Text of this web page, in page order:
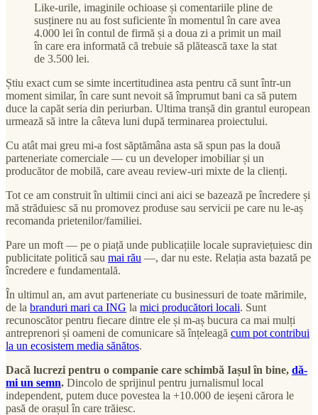
Like-urile, imaginile ochioase și comentariile pline de
susținere nu au fost suficiente în momentul în care avea
4.000 lei în contul de firmă și a doua zi a primit un mail
în care era informată că trebuie să plătească taxe la stat
de 3.500 lei.
Știu exact cum se simte incertitudinea asta pentru că sunt într-un
moment similar, în care sunt nevoit să împrumut bani ca să putem
duce la capăt seria din periurban. Ultima tranșă din grantul european
urmează să intre la câteva luni după terminarea proiectului.
Cu atât mai greu mi-a fost săptămâna asta să spun pas la două
parteneriate comerciale — cu un developer imobiliar și un
producător de mobilă, care aveau review-uri mixte de la clienți.
Tot ce am construit în ultimii cinci ani aici se bazează pe încredere și
mă străduiesc să nu promovez produse sau servicii pe care nu le-aș
recomanda prietenilor/familiei.
Pare un moft — pe o piață unde publicațiile locale supraviețuiesc din
publicitate politică sau mai rău —, dar nu este. Relația asta bazată pe
încredere e fundamentală.
În ultimul an, am avut parteneriate cu businessuri de toate mărimile,
de la branduri mari ca ING la mici producători locali. Sunt
recunoscător pentru fiecare dintre ele și m-aș bucura ca mai mulți
antreprenori și oameni de comunicare să înțeleagă cum pot contribui
la un ecosistem media sănătos.
Dacă lucrezi pentru o companie care schimbă Iașul în bine, dă-
mi un semn. Dincolo de sprijinul pentru jurnalismul local
independent, putem duce povestea la +10.000 de ieșeni cărora le
pasă de orașul în care trăiesc.